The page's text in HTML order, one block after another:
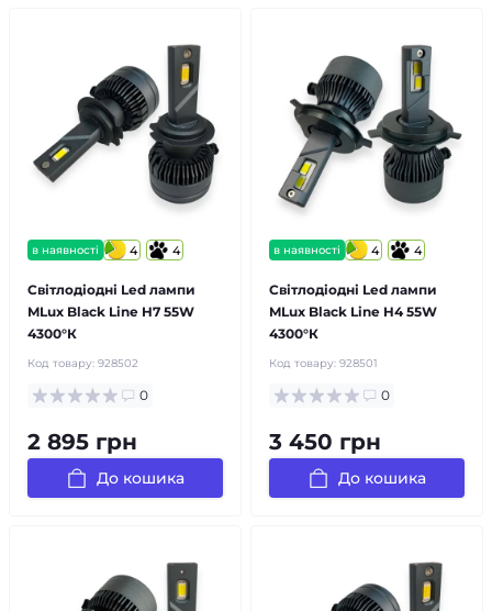
в наявності 4 4
Світлодіодні Led лампи
MLux Black Line H7 55W
4300°К
Код товару: 928502
0
2 895 грн
До кошика
в наявності 4 4
Світлодіодні Led лампи
MLux Black Line H4 55W
4300°К
Код товару: 928501
0
3 450 грн
До кошика